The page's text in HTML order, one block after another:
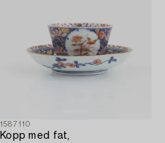
1587110
Kopp med fat,